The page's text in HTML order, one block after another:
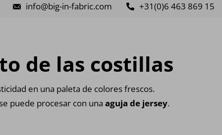
info@big-in-fabric.com +31(0)6 463 869 15
de las costillas
en una paleta de colores frescos.
puede procesar con una aguja de jersey.